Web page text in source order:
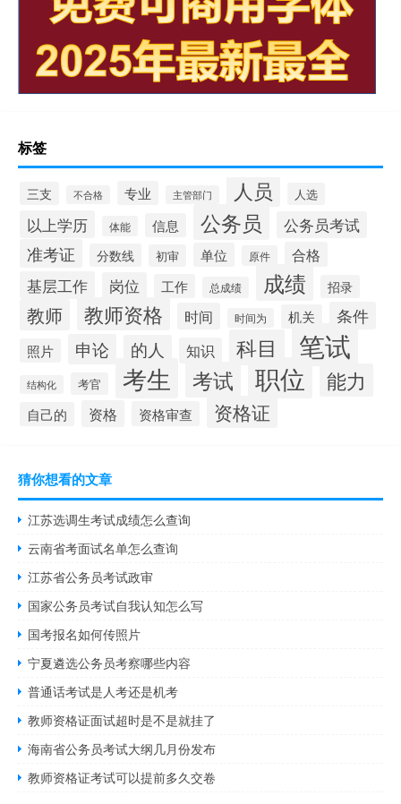
标签
三支 不合格 专业 主管部门 人员 人选
以上学历 体能 信息 公务员 公务员考试
准考证 分数线 初审 单位 原件 合格
基层工作 岗位 工作 总成绩 成绩 招录
教师 教师资格 时间 时间为 机关 条件
照片 申论 的人 知识 科目 笔试
结构化 考官 考生 考试 职位 能力
自己的 资格 资格审查 资格证
猜你想看的文章
江苏选调生考试成绩怎么查询
云南省考面试名单怎么查询
江苏省公务员考试政审
国家公务员考试自我认知怎么写
国考报名如何传照片
宁夏遴选公务员考察哪些内容
普通话考试是人考还是机考
教师资格证面试超时是不是就挂了
海南省公务员考试大纲几月份发布
教师资格证考试可以提前多久交卷